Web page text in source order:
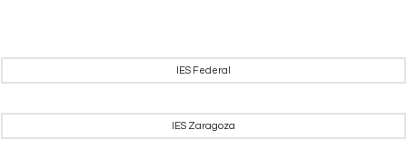
IES Federal
IES Zaragoza